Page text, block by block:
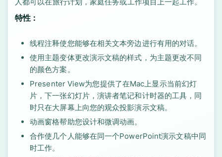
特性：
线程注释使您能够在相关文本旁边进行有用的对话。
使用主题变体更改演示文稿的样式，为主题更改不同
的颜色方案。
Presenter View为您提供了在Mac上显示当前幻灯
片，下一张幻灯片，演讲者笔记和计时器的工具，同
时只在大屏幕上向您的观众投影演示文稿。
动画窗格帮助您设计和微调动画。
合作使几个人能够在同一个PowerPoint演示文稿中同
时工作。